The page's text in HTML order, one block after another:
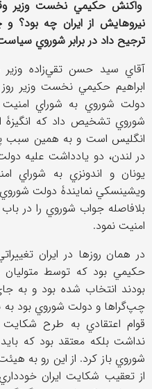
واکنش حکيمي نخست وزير
نيروهايش از ايران چه بود؟
ترجيح داد در برابر شوروي
آقاي سيد حسن تقي‌زاده وزير
دولت شوروي به شوراي
شوروي تشخيص داد که انگيزۀ
انگليس است و به همين سبب
در لندن، دو يادداشت عليه
يونان و اندونزي به شوراي
ويشينسکي نمايندۀ دولت
بلافاصله جواب شوروي را در
امنيت نمود.
در همان روزها در ايران
حکيمي بود که توسط
بودند انتخاب شده بود و به
چپ‌گراها و دولت شوروي بود
قوام اعتقادي به طرح شکايت
نداشت بلکه معتقد بود که
شوروي باز کرد. از اين رو به
از تعقيب شکايت ايران